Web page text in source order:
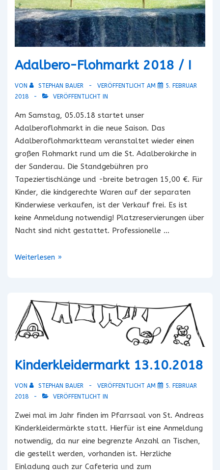
Adalbero-Flohmarkt 2018 / I
VON STEPHAN BAUER VERÖFFENTLICHT AM
5. FEBRUAR
2018
VERÖFFENTLICHT IN
Am Samstag, 05.05.18 startet unser
Adalberoflohmarkt in die neue Saison. Das
Adalberoflohmarktteam veranstaltet wieder einen
großen Flohmarkt rund um die St. Adalberokirche in
der Sanderau. Die Standgebühren pro
Tapeziertischlänge und -breite betragen 15,00 €. Für
Kinder, die kindgerechte Waren auf der separaten
Kinderwiese verkaufen, ist der Verkauf frei. Es ist
keine Anmeldung notwendig! Platzreservierungen über
Nacht sind nicht gestattet. Professionelle …
Adalbero-
Weiterlesen »
Kinderkleidermarkt 13.10.2018
VON STEPHAN BAUER VERÖFFENTLICHT AM
5. FEBRUAR
2018
VERÖFFENTLICHT IN
Zwei mal im Jahr finden im Pfarrsaal von St. Andreas
Kinderkleidermärkte statt. Hierfür ist eine Anmeldung
notwendig, da nur eine begrenzte Anzahl an Tischen,
die gestellt werden, vorhanden ist. Herzliche
Einladung auch zur Cafeteria und zum